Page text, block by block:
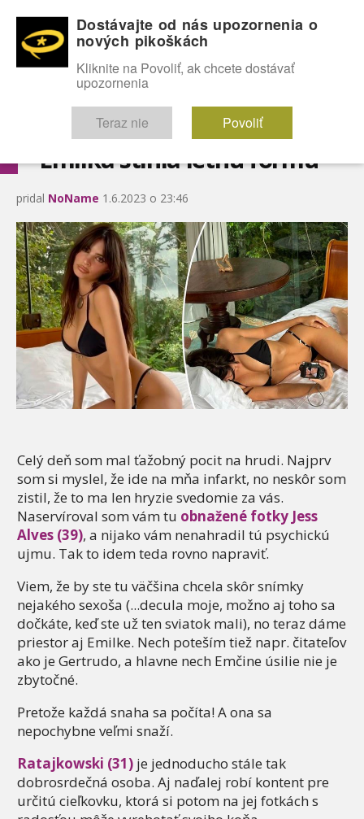
OMG! SEXICE
Emilka stihla letnú formu
pridal NoName 1.6.2023 o 23:46
Celý deň som mal ťažobný pocit na hrudi. Najprv
som si myslel, že ide na mňa infarkt, no neskôr som
zistil, že to ma len hryzie svedomie za vás.
Naservíroval som vám tu obnažené fotky Jess
Alves (39), a nijako vám nenahradil tú psychickú
ujmu. Tak to idem teda rovno napraviť.
Viem, že by ste tu väčšina chcela skôr snímky
nejakého sexoša (...decula moje, možno aj toho sa
dočkáte, keď ste už ten sviatok mali), no teraz dáme
priestor aj Emilke. Nech poteším tiež napr. čitateľov
ako je Gertrudo, a hlavne nech Emčine úsilie nie je
zbytočné.
Pretože každá snaha sa počíta! A ona sa
nepochybne veľmi snaží.
Ratajkowski (31) je jednoducho stále tak
dobrosrdečná osoba. Aj naďalej robí kontent pre
určitú cieľkovku, ktorá si potom na jej fotkách s
Dostávajte od nás upozornenia o
nových pikoškách
Kliknite na Povoliť, ak chcete dostávať
upozornenia
Teraz nie Povoliť